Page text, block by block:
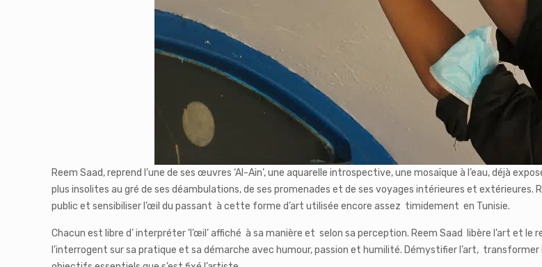
Reem Saad, reprend l’une de ses œuvres ‘Al-Ain’, une aquarelle introspective, une mosaïque à l’eau, déjà
plus insolites au gré de ses déambulations, de ses promenades et de ses voyages intérieures et
public et sensibiliser l’œil du passant à cette forme d’art utilisée encore assez timidement en Tunisie.
Chacun est libre d’ interpréter ’l’œil’ affiché à sa manière et selon sa perception. Reem Saad libère l’art et
l’interrogent sur sa pratique et sa démarche avec humour, passion et humilité. Démystifier l’art,